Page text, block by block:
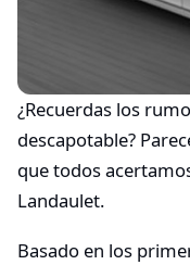
¿Recuerdas los
descapotable?
que todos
Landaulet.
Basado en los